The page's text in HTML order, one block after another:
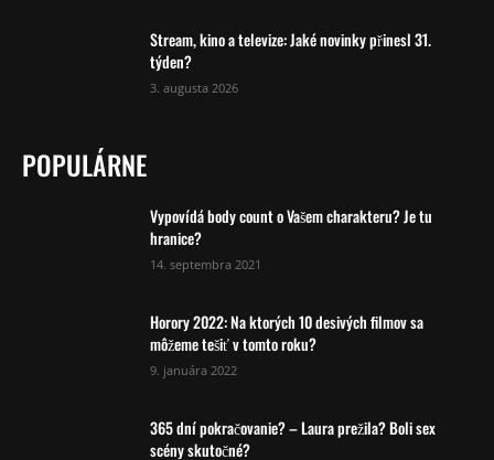
Stream, kino a televize: Jaké novinky přinesl 31.
týden?
3. augusta 2026
POPULÁRNE
Vypovídá body count o Vašem charakteru? Je tu
hranice?
14. septembra 2021
Horory 2022: Na ktorých 10 desivých filmov sa
môžeme tešiť v tomto roku?
9. januára 2022
365 dní pokračovanie? – Laura prežila? Boli sex
scény skutočné?